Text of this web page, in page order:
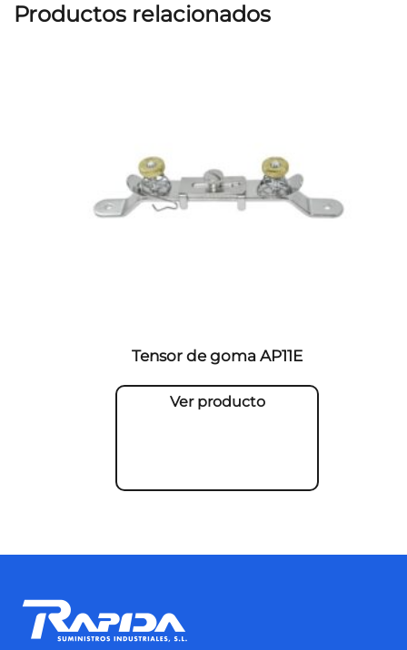
Productos relacionados
Tensor de goma AP11E
Ver producto